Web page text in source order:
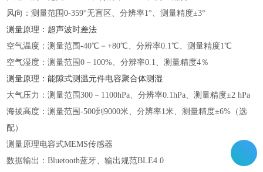
风向：测量范围0-359°无盲区、分辨率1°、测量精度±3°
测量原理：超声波时差法
空气温度：测量范围-40℃－+80℃、分辨率0.1℃、测量精度1℃
空气湿度：测量范围0－100%、分辨率0.1、测量精度4％
测量原理：能隙式测温元件电容聚合体测湿
大气压力：测量范围300－1100hPa、分辨率0.1hPa、测量精度±2 hPa
海拔高度：测量范围-500到9000米、分辨率1米、测量精度±6%（选
配）
测量原理电容式MEMS传感器
数据输出：Bluetooth蓝牙、输出规范BLE4.0